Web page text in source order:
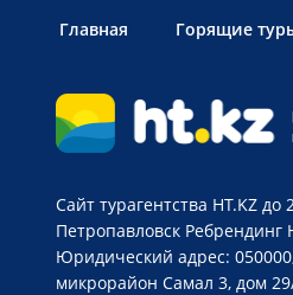
Главная Горящие
Сайт турагентства HT.KZ
Петропавловск Ребрендинг
Юридический адрес:
микрорайон Самал 3, дом